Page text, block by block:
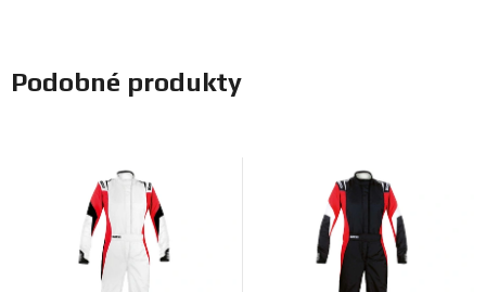
Podobné produkty